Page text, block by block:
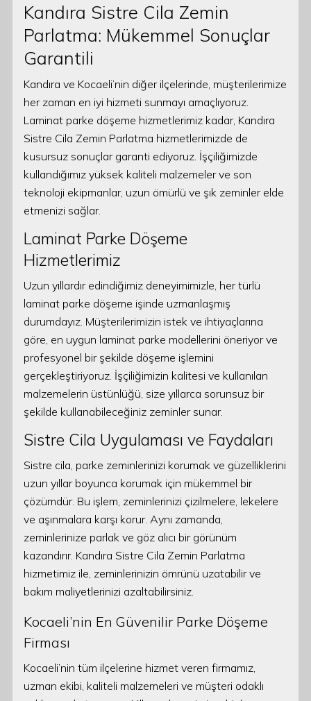
Kandıra Sistre Cila Zemin
Parlatma: Mükemmel Sonuçlar
Garantili
Kandıra ve Kocaeli’nin diğer ilçelerinde, müşterilerimize
her zaman en iyi hizmeti sunmayı amaçlıyoruz.
Laminat parke döşeme hizmetlerimiz kadar, Kandıra
Sistre Cila Zemin Parlatma hizmetlerimizde de
kusursuz sonuçlar garanti ediyoruz. İşçiliğimizde
kullandığımız yüksek kaliteli malzemeler ve son
teknoloji ekipmanlar, uzun ömürlü ve şık zeminler elde
etmenizi sağlar.
Laminat Parke Döşeme
Hizmetlerimiz
Uzun yıllardır edindiğimiz deneyimimizle, her türlü
laminat parke döşeme işinde uzmanlaşmış
durumdayız. Müşterilerimizin istek ve ihtiyaçlarına
göre, en uygun laminat parke modellerini öneriyor ve
profesyonel bir şekilde döşeme işlemini
gerçekleştiriyoruz. İşçiliğimizin kalitesi ve kullanılan
malzemelerin üstünlüğü, size yıllarca sorunsuz bir
şekilde kullanabileceğiniz zeminler sunar.
Sistre Cila Uygulaması ve Faydaları
Sistre cila, parke zeminlerinizi korumak ve güzelliklerini
uzun yıllar boyunca korumak için mükemmel bir
çözümdür. Bu işlem, zeminlerinizi çizilmelere, lekelere
ve aşınmalara karşı korur. Aynı zamanda,
zeminlerinize parlak ve göz alıcı bir görünüm
kazandırır. Kandıra Sistre Cila Zemin Parlatma
hizmetimiz ile, zeminlerinizin ömrünü uzatabilir ve
bakım maliyetlerinizi azaltabilirsiniz.
Kocaeli’nin En Güvenilir Parke Döşeme
Firması
Kocaeli’nin tüm ilçelerine hizmet veren firmamız,
uzman ekibi, kaliteli malzemeleri ve müşteri odaklı